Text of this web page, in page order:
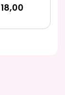
18,00